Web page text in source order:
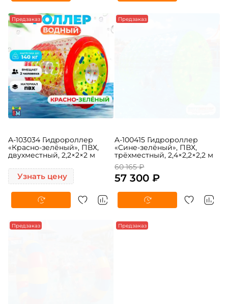
Предзаказ
A-103034 Гидророллер
«Красно-зелёный», ПВХ,
двухместный, 2,2×2×2 м
Узнать цену
Предзаказ
A-100415 Гидророллер
«Сине-зелёный», ПВХ,
трёхместный, 2,4×2,2×2,2 м
60 165 ₽
57 300 ₽
Предзаказ Предзаказ